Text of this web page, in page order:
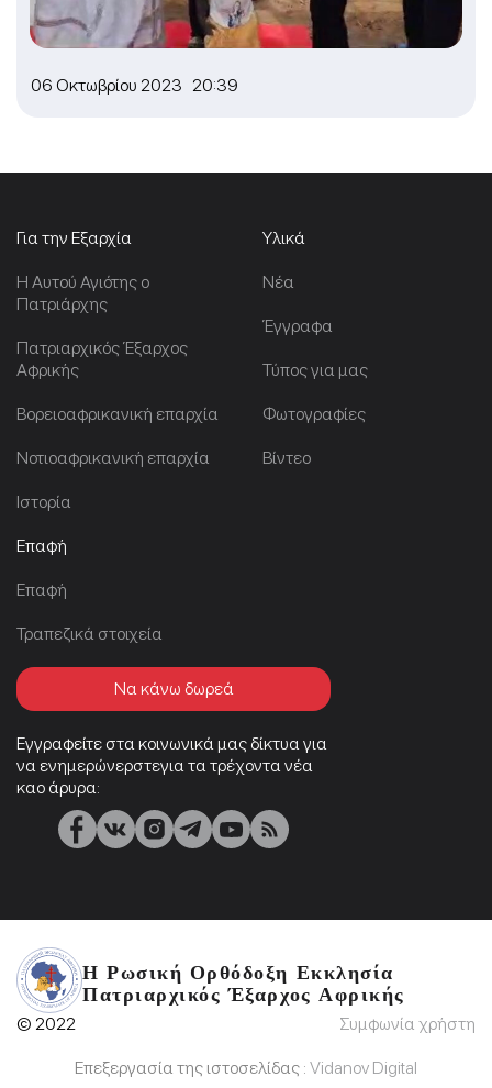
06 Οκτωβρίου 2023 20:39
Για την Εξαρχία
Η Αυτού Αγιότης ο
Πατριάρχης
Πατριαρχικός Έξαρχος
Αφρικής
Βορειοαφρικανική επαρχία
Νοτιοαφρικανική επαρχία
Ιστορία
Υλικά
Νέα
Έγγραφα
Τύπος για μας
Φωτογραφίες
Βίντεο
Επαφή
Επαφή
Τραπεζικά στοιχεία
Να κάνω δωρεά
Εγγραφείτε στα κοινωνικά μας δίκτυα για
να ενημερώνερστεγια τα τρέχοντα νέα
καο άρυρα:
Η Ρωσική Ορθόδοξη Εκκλησία
Πατριαρχικός Έξαρχος Αφρικής
© 2022 Συμφωνία χρήστη
Επεξεργασία της ιστοσελίδας : Vidanov Digital